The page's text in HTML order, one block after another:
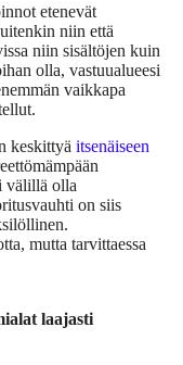
etenevät
niin että
niin sisältöjen kuin
olla, vastuualueesi
vaikkapa
keskittyä itsenäiseen
välillä olla
on siis
mutta tarvittaessa
laajasti